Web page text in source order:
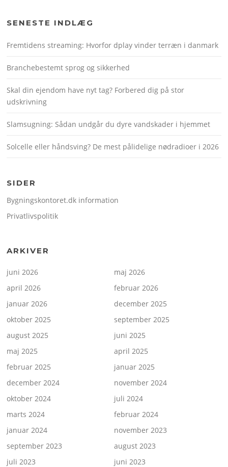
SENESTE INDLÆG
Fremtidens streaming: Hvorfor dplay vinder terræn i danmark
Branchebestemt sprog og sikkerhed
Skal din ejendom have nyt tag? Forbered dig på stor
udskrivning
Slamsugning: Sådan undgår du dyre vandskader i hjemmet
Solcelle eller håndsving? De mest pålidelige nødradioer i 2026
SIDER
Bygningskontoret.dk information
Privatlivspolitik
ARKIVER
juni 2026
maj 2026
april 2026
februar 2026
januar 2026
december 2025
oktober 2025
september 2025
august 2025
juni 2025
maj 2025
april 2025
februar 2025
januar 2025
december 2024
november 2024
oktober 2024
juli 2024
marts 2024
februar 2024
januar 2024
november 2023
september 2023
august 2023
juli 2023
juni 2023